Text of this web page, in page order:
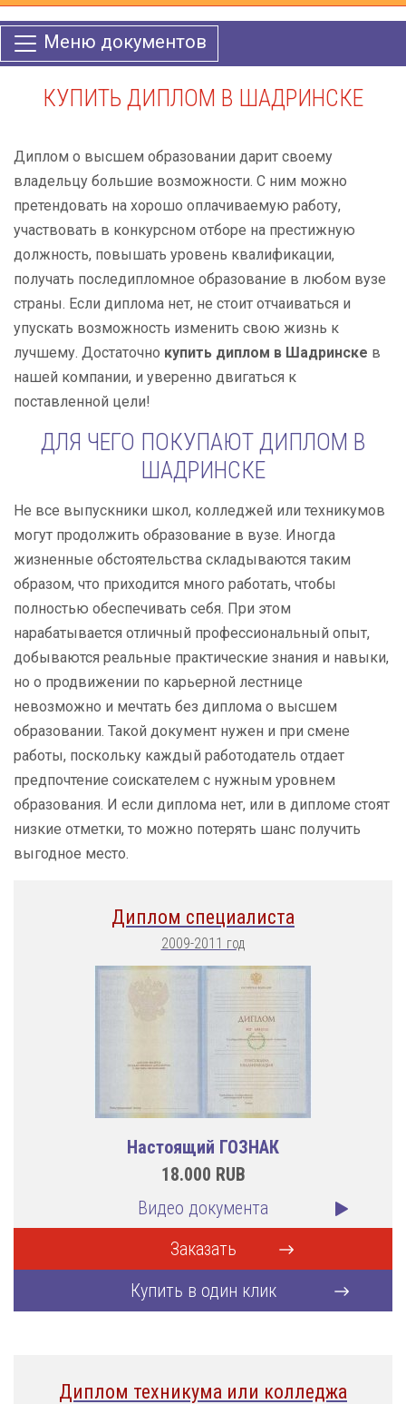
Меню документов
КУПИТЬ ДИПЛОМ В ШАДРИНСКЕ
Диплом о высшем образовании дарит своему
владельцу большие возможности. С ним можно
претендовать на хорошо оплачиваемую работу,
участвовать в конкурсном отборе на престижную
должность, повышать уровень квалификации,
получать последипломное образование в любом вузе
страны. Если диплома нет, не стоит отчаиваться и
упускать возможность изменить свою жизнь к
лучшему. Достаточно купить диплом в Шадринске в
нашей компании, и уверенно двигаться к
поставленной цели!
ДЛЯ ЧЕГО ПОКУПАЮТ ДИПЛОМ В
ШАДРИНСКЕ
Не все выпускники школ, колледжей или техникумов
могут продолжить образование в вузе. Иногда
жизненные обстоятельства складываются таким
образом, что приходится много работать, чтобы
полностью обеспечивать себя. При этом
нарабатывается отличный профессиональный опыт,
добываются реальные практические знания и навыки,
но о продвижении по карьерной лестнице
невозможно и мечтать без диплома о высшем
образовании. Такой документ нужен и при смене
работы, поскольку каждый работодатель отдает
предпочтение соискателем с нужным уровнем
образования. И если диплома нет, или в дипломе стоят
низкие отметки, то можно потерять шанс получить
выгодное место.
Диплом специалиста
2009-2011 год
Настоящий ГОЗНАК
18.000 RUB
Видео документа
Заказать
Купить в один клик
Диплом техникума или колледжа